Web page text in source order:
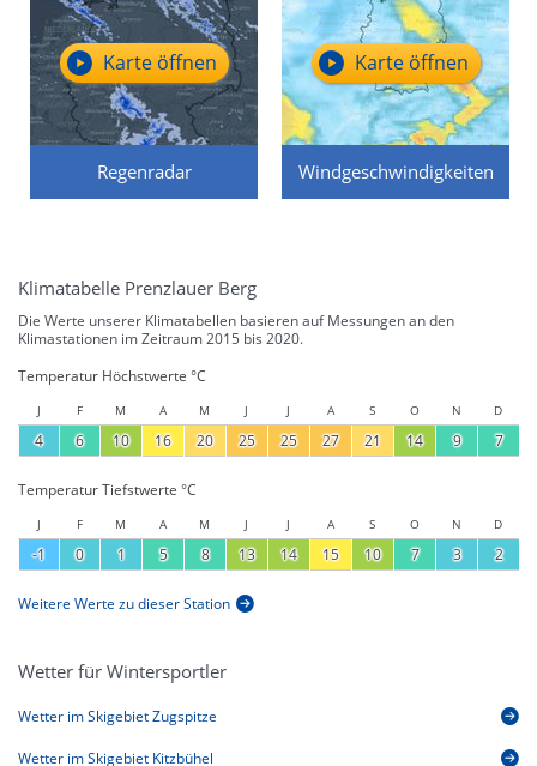
Regenradar
Karte öffnen
Windgeschwindigkeiten
Karte öffnen
Klimatabelle Prenzlauer Berg
Die Werte unserer Klimatabellen basieren auf Messungen an den
Klimastationen im Zeitraum 2015 bis 2020.
Temperatur Höchstwerte °C
J F M A M J J A S O N D
4 6 10 16 20 25 25 27 21 14 9 7
Temperatur Tiefstwerte °C
J F M A M J J A S O N D
-1 0 1 5 8 13 14 15 10 7 3 2
Weitere Werte zu dieser Station
Wetter für Wintersportler
Wetter im Skigebiet Zugspitze
Wetter im Skigebiet Kitzbühel